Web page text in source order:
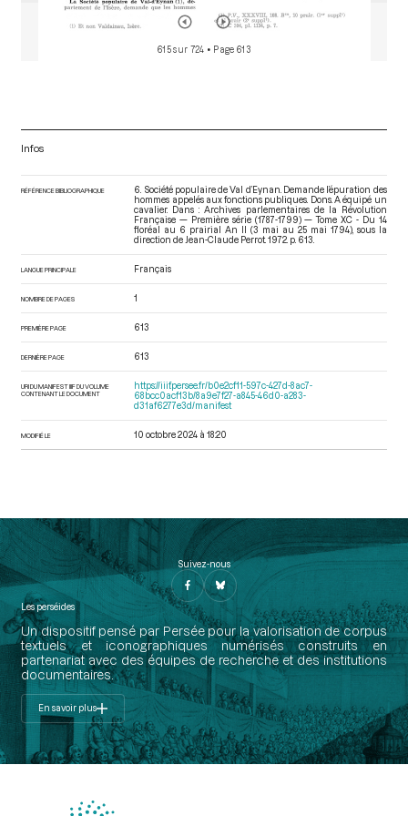
615 sur 724 • Page 613
Infos
RÉFÉRENCE BIBLIOGRAPHIQUE
6. Société populaire de Val d’Eynan. Demande l’épuration des
hommes appelés aux fonctions publiques. Dons. A équipé un
cavalier. Dans : Archives parlementaires de la Révolution
Française — Première série (1787-1799) — Tome XC - Du 14
floréal au 6 prairial An II (3 mai au 25 mai 1794), sous la
direction de Jean-Claude Perrot. 1972. p. 613.
LANGUE PRINCIPALE Français
NOMBRE DE PAGES 1
PREMIÈRE PAGE 613
DERNIÈRE PAGE 613
URI DU MANIFEST IIIF DU VOLUME
CONTENANT LE DOCUMENT
https://iiif.persee.fr/b0e2cf11-597c-427d-8ac7-
68bcc0acf13b/8a9e7f27-a845-46d0-a283-
d31af6277e3d/manifest
MODIFIÉ LE 10 octobre 2024 à 18:20
Suivez-nous
Les perséides
Un dispositif pensé par Persée pour la valorisation de corpus
textuels et iconographiques numérisés construits en
partenariat avec des équipes de recherche et des institutions
documentaires.
En savoir plus